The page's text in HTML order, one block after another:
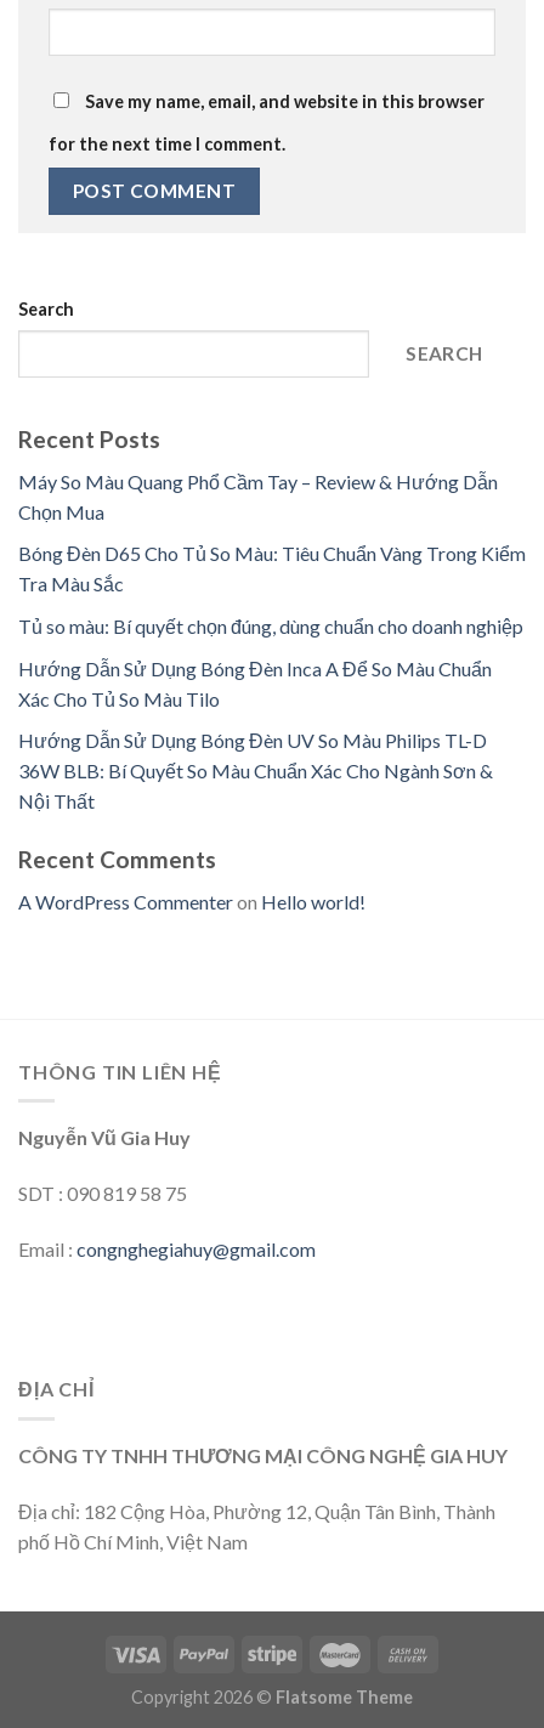
Save my name, email, and website in this browser
for the next time I comment.
Search
SEARCH
Recent Posts
Máy So Màu Quang Phổ Cầm Tay – Review & Hướng Dẫn
Chọn Mua
Bóng Đèn D65 Cho Tủ So Màu: Tiêu Chuẩn Vàng Trong Kiểm
Tra Màu Sắc
Tủ so màu: Bí quyết chọn đúng, dùng chuẩn cho doanh nghiệp
Hướng Dẫn Sử Dụng Bóng Đèn Inca A Để So Màu Chuẩn
Xác Cho Tủ So Màu Tilo
Hướng Dẫn Sử Dụng Bóng Đèn UV So Màu Philips TL-D
36W BLB: Bí Quyết So Màu Chuẩn Xác Cho Ngành Sơn &
Nội Thất
Recent Comments
A WordPress Commenteron Hello world!
THÔNG TIN LIÊN HỆ
Nguyễn Vũ Gia Huy
SDT : 090 819 58 75
Email : congnghegiahuy@gmail.com
ĐỊA CHỈ
CÔNG TY TNHH THƯƠNG MẠI CÔNG NGHỆ GIA HUY
Địa chỉ: 182 Cộng Hòa, Phường 12, Quận Tân Bình, Thành
phố Hồ Chí Minh, Việt Nam
Copyright 2026 © Flatsome Theme